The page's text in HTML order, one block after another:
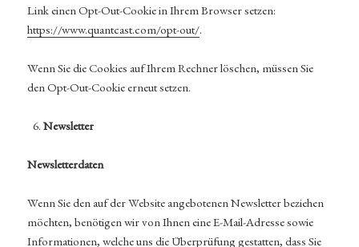
Link einen Opt-Out-Cookie in Ihrem Browser setzen:
https://www.quantcast.com/opt-out/.
Wenn Sie die Cookies auf Ihrem Rechner löschen, müssen Sie
den Opt-Out-Cookie erneut setzen.
Newsletter
Newsletterdaten
Wenn Sie den auf der Website angebotenen Newsletter beziehen
möchten, benötigen wir von Ihnen eine E-Mail-Adresse sowie
Informationen, welche uns die Überprüfung gestatten, dass Sie